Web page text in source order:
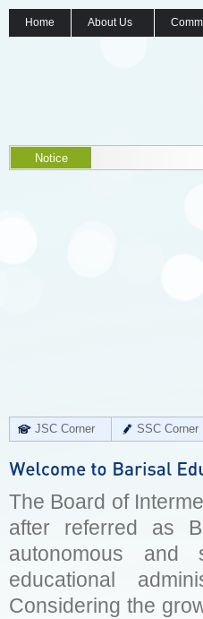
Home About Us
Notice
JSC Corner SSC Corner
The Board of
after referred as
autonomous and
educational
Considering the